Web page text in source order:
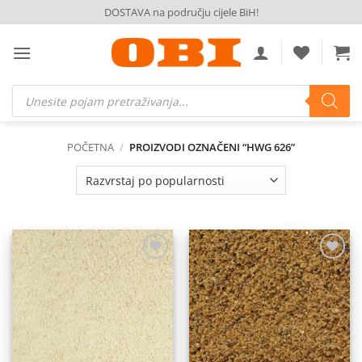
to
content
DOSTAVA na području cijele BiH!
Products
search
POČETNA / PROIZVODI OZNAČENI “HWG 626”
Dodaj
na
listu
želja
Dodaj
na
listu
želja